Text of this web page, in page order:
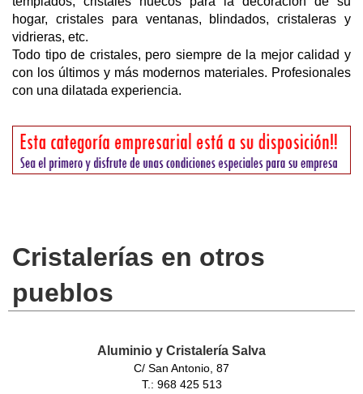
hogar, cristales para ventanas, blindados, cristaleras y
vidrieras, etc.
Todo tipo de cristales, pero siempre de la mejor calidad y
con los últimos y más modernos materiales. Profesionales
con una dilatada experiencia.
Cristalerías en otros
pueblos
Aluminio y Cristalería Salva
C/ San Antonio, 87
T.: 968 425 513